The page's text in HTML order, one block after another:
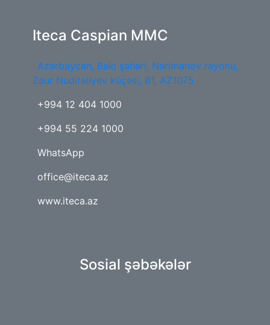
Iteca Caspian MMC
Azərbaycan, Bakı şəhəri, Nərimanov rayonu,
Zaur Nudirəliyev küçəsi, 61, AZ1075
+994 12 404 1000
+994 55 224 1000
WhatsApp
office@iteca.az
www.iteca.az
Sosial şəbəkələr